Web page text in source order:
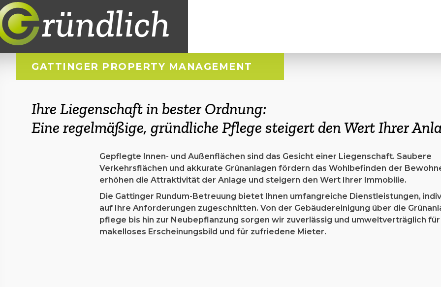
ründlich
GATTINGER PROPERTY MANAGEMENT
Ihre Liegenschaft in bester Ordnung:
Eine regelmäßige, gründliche Pflege steigert den Wert Ihrer
Gepflegte Innen- und Außenflächen sind das Gesicht einer Liegenschaft. Saubere
Verkehrsflächen und akkurate Grünanlagen fördern das Wohlbefinden der
erhöhen die Attraktivität der Anlage und steigern den Wert Ihrer Immobilie.
Die Gattinger Rundum-Betreuung bietet Ihnen umfangreiche Dienstleistungen,
auf Ihre Anforderungen zugeschnitten. Von der Gebäude­reinigung über die
pflege bis hin zur Neubepflanzung sorgen wir zuverlässig und umweltverträglich für
makelloses Erscheinungsbild und für zufriedene Mieter.